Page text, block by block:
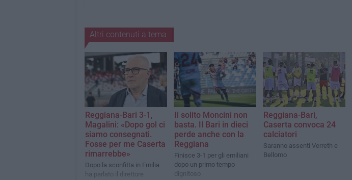
Altri contenuti a tema
Reggiana-Bari 3-1,
Magalini: «Dopo gol ci
siamo consegnati.
Fosse per me Caserta
rimarrebbe»
Dopo la sconfitta in Emilia
ha parlato il direttore
Il solito Moncini non
basta. Il Bari in dieci
perde anche con la
Reggiana
Finisce 3-1 per gli emiliani
dopo un primo tempo
dignitoso
Reggiana-Bari,
Caserta convoca 24
calciatori
Saranno assenti Verreth e
Bellomo